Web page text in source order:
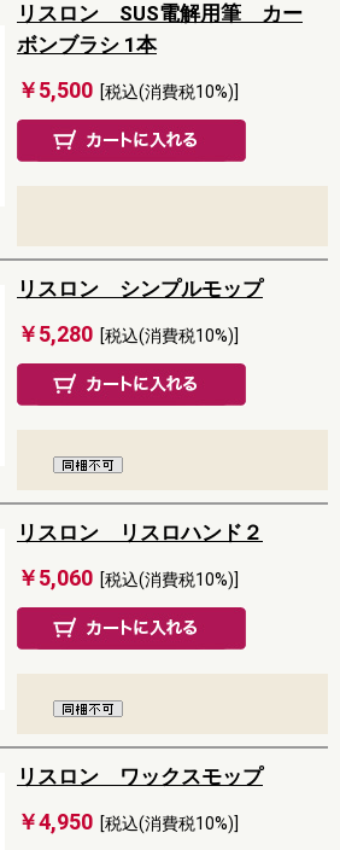
リスロン SUS電解用筆 カー
ボンブラシ 1本
￥5,500 [税込(消費税10%)]
リスロン シンプルモップ
￥5,280 [税込(消費税10%)]
リスロン リスロハンド２
￥5,060 [税込(消費税10%)]
リスロン ワックスモップ
￥4,950 [税込(消費税10%)]